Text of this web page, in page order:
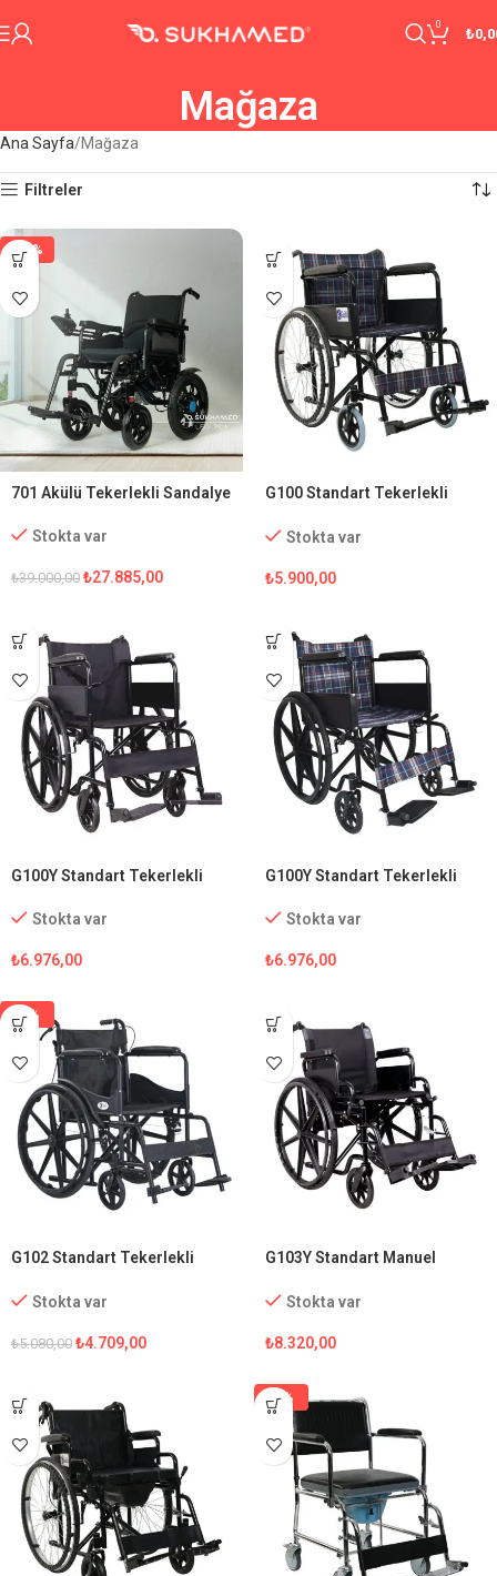
0
₺
Mağaza
Ana Sayfa Mağaza
Filtreler
-29%
701 Akülü Tekerlekli Sandalye
Stokta var
₺39.000,00 ₺27.885,00
G100 Standart Tekerlekli
Stokta var
₺5.900,00
G100Y Standart Tekerlekli
Stokta var
₺6.976,00
G100Y Standart Tekerlekli
Stokta var
₺6.976,00
-7%
G102 Standart Tekerlekli
Stokta var
₺5.080,00 ₺4.709,00
G103Y Standart Manuel
Stokta var
₺8.320,00
-5%